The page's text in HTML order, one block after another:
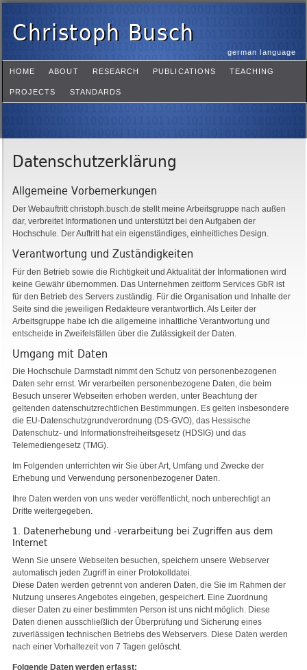
Christoph Busch
HOME ABOUT RESEARCH PUBLICATIONS TEACHING
PROJECTS STANDARDS
german language
Datenschutzerklärung
Allgemeine Vorbemerkungen
Der Webauftritt christoph.busch.de stellt meine Arbeitsgruppe nach außen
dar, verbreitet Informationen und unterstützt bei den Aufgaben der
Hochschule. Der Auftritt hat ein eigenständiges, einheitliches Design.
Verantwortung und Zuständigkeiten
Für den Betrieb sowie die Richtigkeit und Aktualität der Informationen wird
keine Gewähr übernommen. Das Unternehmen zeitform Services GbR ist
für den Betrieb des Servers zuständig. Für die Organisation und Inhalte der
Seite sind die jeweiligen Redakteure verantwortlich. Als Leiter der
Arbeitsgruppe habe ich die allgemeine inhaltliche Verantwortung und
entscheide in Zweifelsfällen über die Zulässigkeit der Daten.
Umgang mit Daten
Die Hochschule Darmstadt nimmt den Schutz von personenbezogenen
Daten sehr ernst. Wir verarbeiten personenbezogene Daten, die beim
Besuch unserer Webseiten erhoben werden, unter Beachtung der
geltenden datenschutzrechtlichen Bestimmungen. Es gelten insbesondere
die EU-Datenschutzgrundverordnung (DS-GVO), das Hessische
Datenschutz- und Informationsfreiheitsgesetz (HDSIG) und das
Telemediengesetz (TMG).
Im Folgenden unterrichten wir Sie über Art, Umfang und Zwecke der
Erhebung und Verwendung personenbezogener Daten.
Ihre Daten werden von uns weder veröffentlicht, noch unberechtigt an
Dritte weitergegeben.
1. Datenerhebung und -verarbeitung bei Zugriffen aus dem
Internet
Wenn Sie unsere Webseiten besuchen, speichern unsere Webserver
automatisch jeden Zugriff in einer Protokolldatei.
Diese Daten werden getrennt von anderen Daten, die Sie im Rahmen der
Nutzung unseres Angebotes eingeben, gespeichert. Eine Zuordnung
dieser Daten zu einer bestimmten Person ist uns nicht möglich. Diese
Daten dienen ausschließlich der Überprüfung und Sicherung eines
zuverlässigen technischen Betriebs des Webservers. Diese Daten werden
nach einer Vorhaltezeit von 7 Tagen gelöscht.
Folgende Daten werden erfasst: